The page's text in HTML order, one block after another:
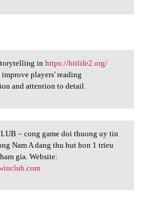
in
in https://bitlife2.org/
improve players' reading
and attention to detail.
– cong game doi
– cong game doi thuong uy tin
Nam A dang thu hut hon 1 trieu
gia. Website: